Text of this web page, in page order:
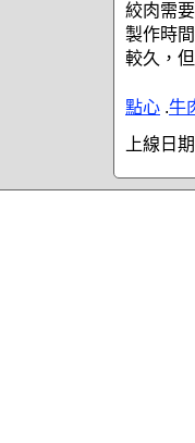
絞肉需
製作時
較久，
點心 .牛
上線日